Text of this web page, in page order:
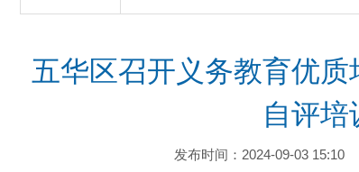
五华区召开义务教育优
自评培
发布时间：2024-09-03 15:10